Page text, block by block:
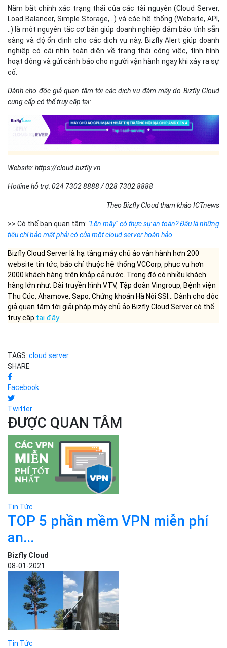
Nắm bắt chính xác trạng thái của các tài nguyên (Cloud Server,
Load Balancer, Simple Storage,...) và các hệ thống (Website, API,
..) là một nguyên tắc cơ bản giúp doanh nghiệp đảm bảo tính sẵn
sàng và độ ổn định cho các dịch vụ này. Bizfly Alert giúp doanh
nghiệp có cái nhìn toàn diện về trạng thái công việc, tình hình
hoạt động và gửi cảnh báo cho người vận hành ngay khi xảy ra sự
cố.
Dành cho độc giả quan tâm tới các dịch vụ đám mây do Bizfly Cloud
cung cấp có thể truy cập tại:
Website: https://cloud.bizfly.vn
Hotline hỗ trợ: 024 7302 8888 / 028 7302 8888
Theo Bizfly Cloud tham khảo ICTnews
>> Có thể bạn quan tâm: "Lên mây" có thực sự an toàn? Đâu là những
tiêu chí bảo mật phải có của một cloud server hoàn hảo
Bizfly Cloud Server là hạ tầng máy chủ ảo vận hành hơn 200
website tin tức, báo chí thuộc hệ thống VCCorp, phục vụ hơn
2000 khách hàng trên khắp cả nước. Trong đó có nhiều khách
hàng lớn như: Đài truyền hình VTV, Tập đoàn Vingroup, Bệnh viện
Thu Cúc, Ahamove, Sapo, Chứng khoán Hà Nội SSI… Dành cho độc
giả quan tâm tới giải pháp máy chủ ảo Bizfly Cloud Server có thể
truy cập tại đây.
TAGS: cloud server
SHARE
Facebook
Twitter
ĐƯỢC QUAN TÂM
Tin Tức
TOP 5 phần mềm VPN miễn phí
an...
Bizfly Cloud
08-01-2021
Tin Tức